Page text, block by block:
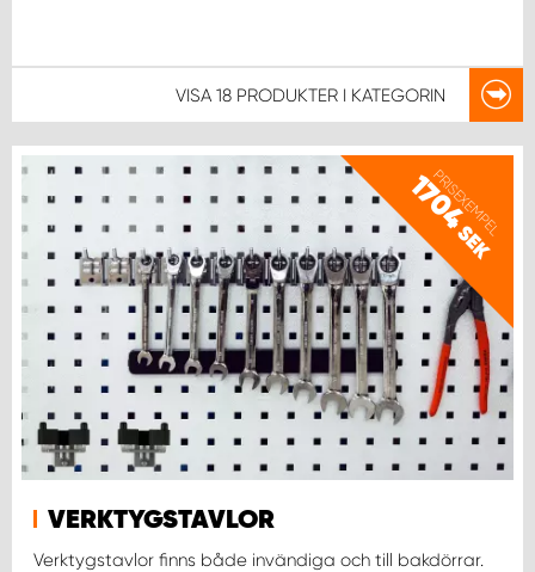
VISA 18 PRODUKTER I KATEGORIN
PRISEXEMPEL
1704
SEK
VERKTYGSTAVLOR
Verktygstavlor finns både invändiga och till bakdörrar.